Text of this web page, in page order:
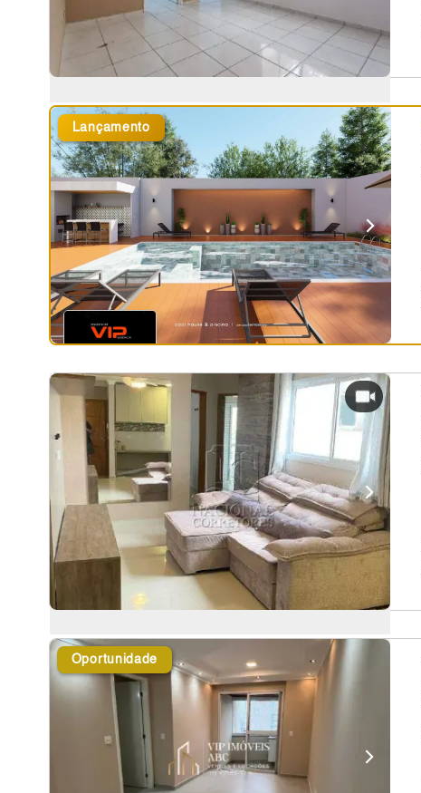
Lançamento
Oportunidade